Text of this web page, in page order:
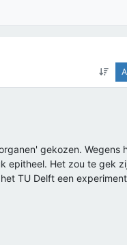
gekozen. Wegens
epitheel. Het zou te gek
TU Delft een